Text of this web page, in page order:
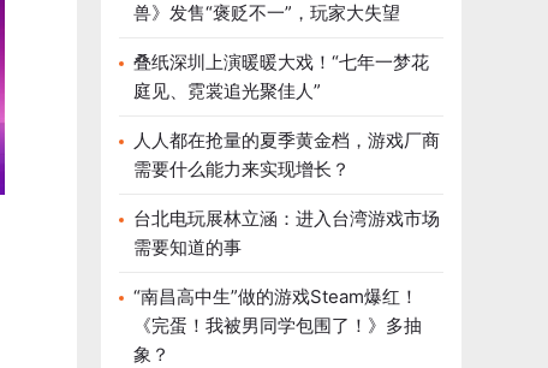
兽》发售“褒贬不一”，玩家大失望
叠纸深圳上演暖暖大戏！“七年一梦花
庭见、霓裳追光聚佳人”
人人都在抢量的夏季黄金档，游戏厂商
需要什么能力来实现增长？
台北电玩展林立涵：进入台湾游戏市场
需要知道的事
“南昌高中生”做的游戏Steam爆红！
《完蛋！我被男同学包围了！》多抽
象？